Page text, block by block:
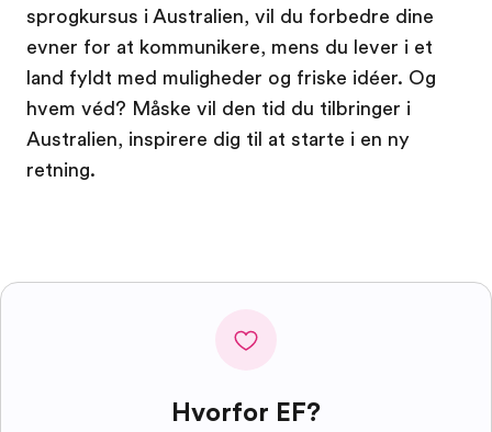
sprogkursus i Australien, vil du forbedre dine
evner for at kommunikere, mens du lever i et
land fyldt med muligheder og friske idéer. Og
hvem véd? Måske vil den tid du tilbringer i
Australien, inspirere dig til at starte i en ny
retning.
Hvorfor EF?